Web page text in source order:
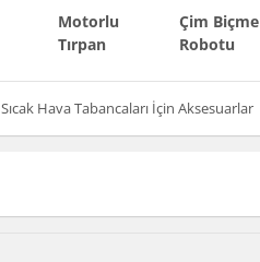
Motorlu
Tırpan
Çim Biçme
Robotu
Sıcak Hava Tabancaları İçin Aksesuarlar